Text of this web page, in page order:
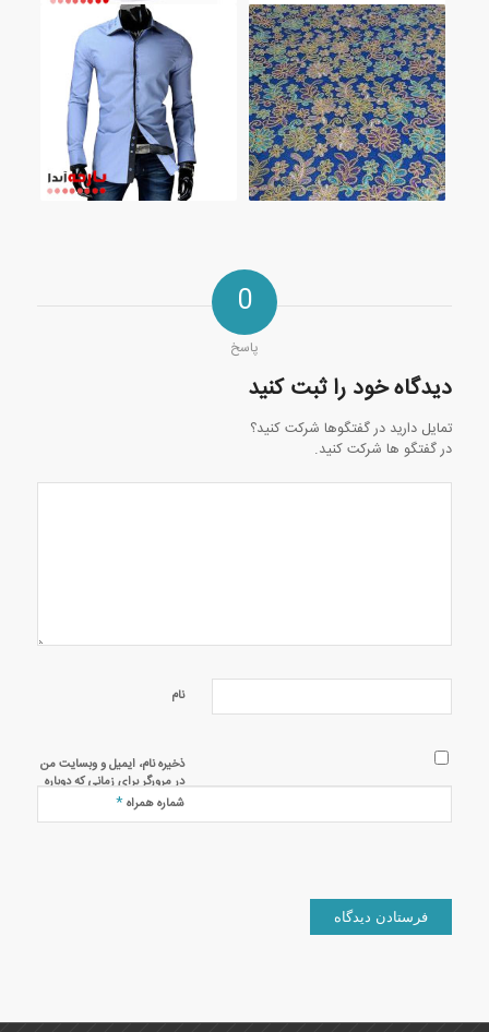
0
پاسخ
دیدگاه خود را ثبت کنید
تمایل دارید در گفتگوها شرکت کنید؟
در گفتگو ها شرکت کنید.
نام
ذخیره نام، ایمیل و وبسایت من
در مرورگر برای زمانی که دوباره
دیدگاهی می‌نویسم.
شماره همراه*